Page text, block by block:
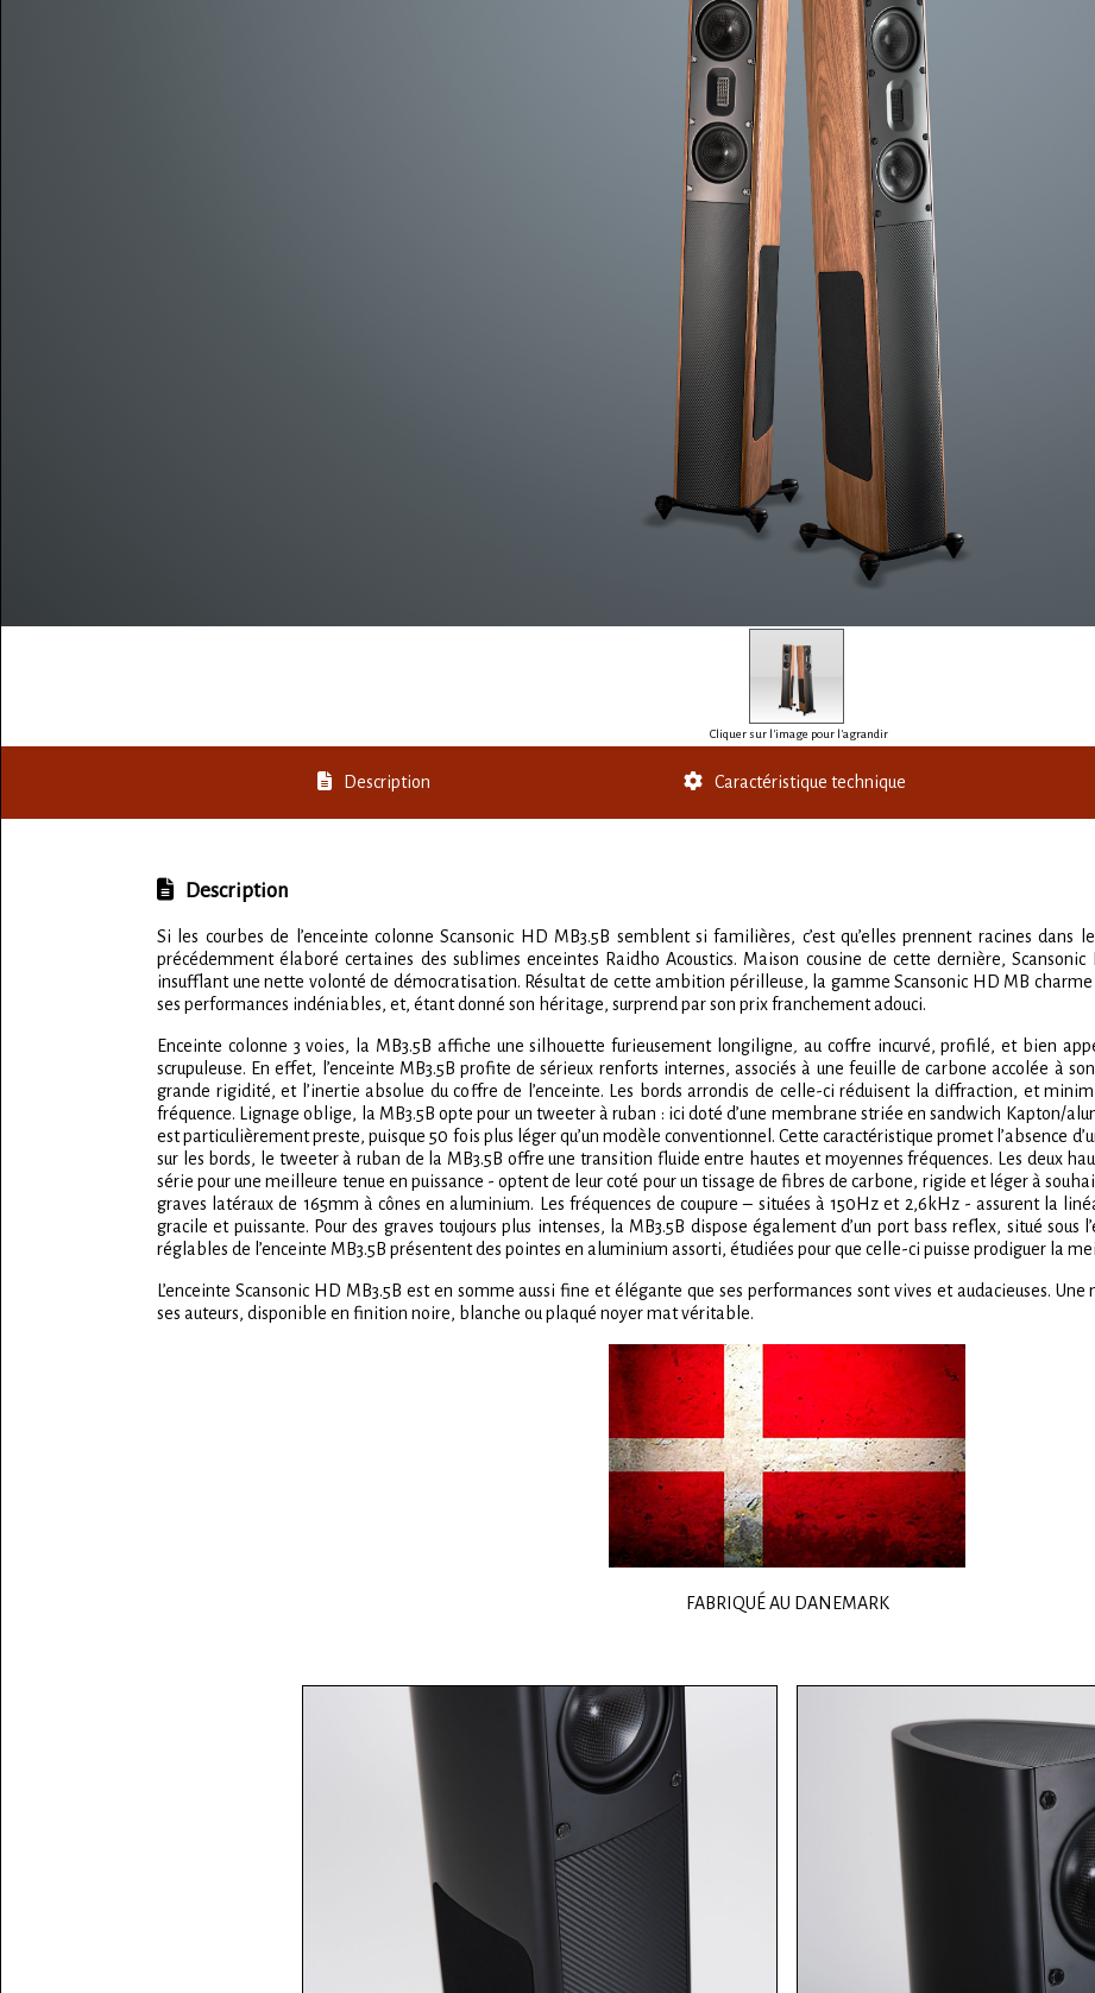
Cliquer sur l'image pour l'agrandir
Description Caractéristique technique
Description
Si les courbes de l’enceinte colonne Scansonic HD MB3.5B semblent si familières, c’est qu’elles prennent racines
précédemment élaboré certaines des sublimes enceintes Raidho Acoustics. Maison cousine de cette dernière,
insufflant une nette volonté de démocratisation. Résultat de cette ambition périlleuse, la gamme Scansonic HD MB
ses performances indéniables, et, étant donné son héritage, surprend par son prix franchement adouci.
Enceinte colonne 3 voies, la MB3.5B affiche une silhouette furieusement longiligne, au coffre incurvé, profilé, et bien
scrupuleuse. En effet, l’enceinte MB3.5B profite de sérieux renforts internes, associés à une feuille de carbone accolée à
grande rigidité, et l’inertie absolue du coffre de l’enceinte. Les bords arrondis de celle-ci réduisent la diffraction, et
fréquence. Lignage oblige, la MB3.5B opte pour un tweeter à ruban : ici doté d’une membrane striée en sandwich Kapton/
est particulièrement preste, puisque 50 fois plus léger qu’un modèle conventionnel. Cette caractéristique promet l’absence
sur les bords, le tweeter à ruban de la MB3.5B offre une transition fluide entre hautes et moyennes fréquences. Les deux
série pour une meilleure tenue en puissance - optent de leur coté pour un tissage de fibres de carbone, rigide et léger à
graves latéraux de 165mm à cônes en aluminium. Les fréquences de coupure – situées à 150Hz et 2,6kHz - assurent la
gracile et puissante. Pour des graves toujours plus intenses, la MB3.5B dispose également d’un port bass reflex, situé sous
réglables de l’enceinte MB3.5B présentent des pointes en aluminium assorti, étudiées pour que celle-ci puisse prodiguer la
L’enceinte Scansonic HD MB3.5B est en somme aussi fine et élégante que ses performances sont vives et audacieuses.
ses auteurs, disponible en finition noire, blanche ou plaqué noyer mat véritable.
FABRIQUÉ AU DANEMARK